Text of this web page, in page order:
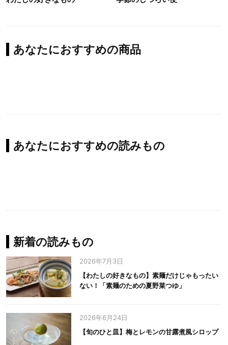
あなたにおすすめの商品
あなたにおすすめの読みもの
新着の読みもの
2026年7月3日
【わたしの好きなもの】素麺だけじゃもったい
ない！「素麺のための夏野菜つゆ」
2026年6月24日
【旬のひと皿】梅とレモンの甘露煮風シロップ